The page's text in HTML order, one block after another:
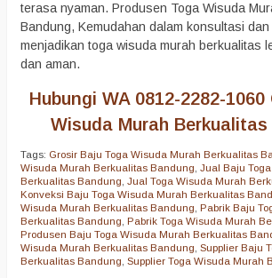
terasa nyaman. Produsen Toga Wisuda
Bandung, Kemudahan dalam konsultasi
menjadikan toga wisuda murah berkualitas
dan aman.
Hubungi WA 0812-2282-
Wisuda Murah
Tags: Grosir Baju Toga Wisuda Murah Berkualitas
Wisuda Murah Berkualitas Bandung Jual Baju
Berkualitas Bandung Jual Toga Wisuda Murah
Konveksi Baju Toga Wisuda Murah Berkualitas
Wisuda Murah Berkualitas Bandung Pabrik Baju
Berkualitas Bandung Pabrik Toga Wisuda Murah
Produsen Baju Toga Wisuda Murah Berkualitas
Wisuda Murah Berkualitas Bandung Supplier Baju
Berkualitas Bandung Supplier Toga Wisuda Murah